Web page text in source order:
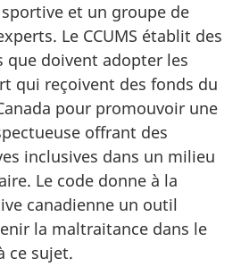
et un groupe de
Le CCUMS établit des
que doivent adopter les
qui reçoivent des fonds du
pour promouvoir une
offrant des
inclusives dans un milieu
Le code donne à la
canadienne un outil
la maltraitance dans le
ce sujet.